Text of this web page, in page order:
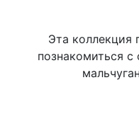
Эта коллекция
познакомиться